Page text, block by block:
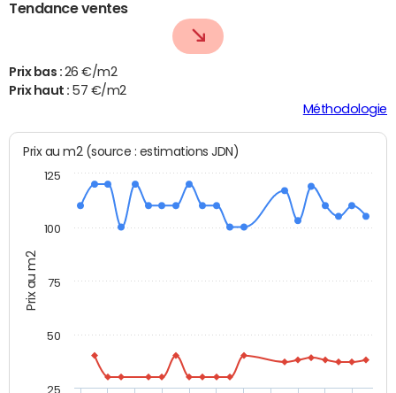
Tendance ventes
Prix bas : 26 €/m2
Prix haut : 57 €/m2
Méthodologie
Prix au m2
Prix au m2 (source : estimations JDN)
25
50
75
100
125